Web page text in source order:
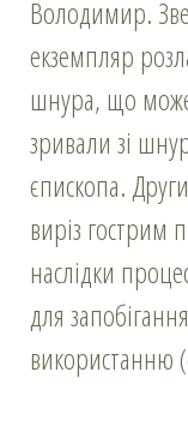
Володимир.
екземпляр
шнура, що
зривали зі
єпископа.
виріз
наслідки
для
використанню